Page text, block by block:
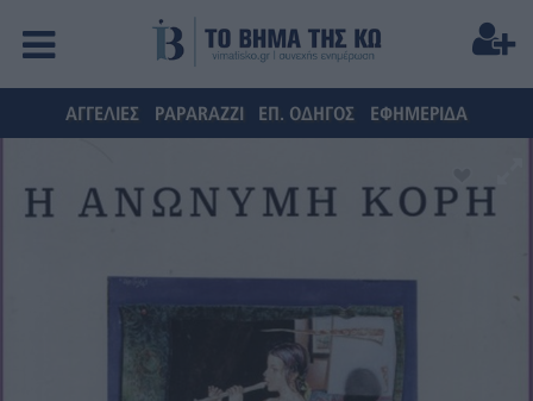
ΑΓΓΕΛΙΕΣ PAPARAZZI ΕΠ. ΟΔΗΓΟΣ ΕΦΗΜΕΡΙΔΑ